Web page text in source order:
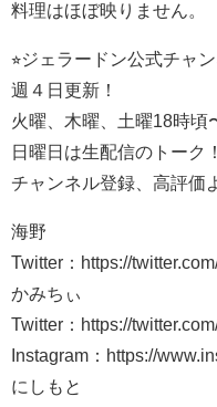
料理はほぼ映りません。
⭐︎ジェラードン公式チャ
週４日更新！
火曜、木曜、土曜18時頃
日曜日は生配信のトーク！
チャンネル登録、高評価
海野
Twitter：https://
かみちぃ
Twitter：https://
Instagram：https://
にしもと